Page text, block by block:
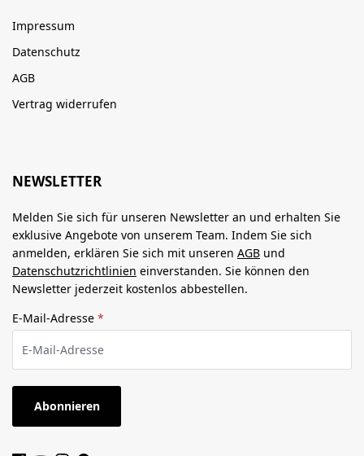
Impressum
Datenschutz
AGB
Vertrag widerrufen
NEWSLETTER
Melden Sie sich für unseren Newsletter an und erhalten Sie
exklusive Angebote von unserem Team. Indem Sie sich
anmelden, erklären Sie sich mit unseren AGB und
Datenschutzrichtlinien einverstanden. Sie können den
Newsletter jederzeit kostenlos abbestellen.
E-Mail-Adresse *
Abonnieren